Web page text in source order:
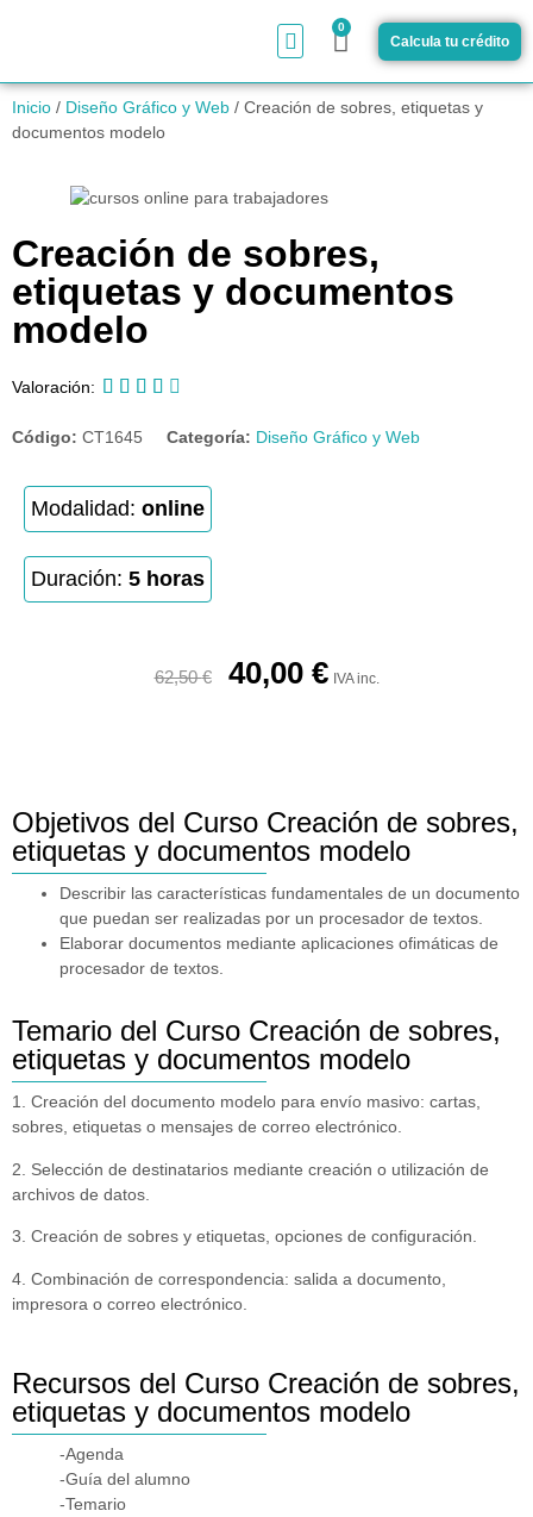
0
Calcula tu crédito
Inicio / Diseño Gráfico y Web / Creación de sobres, etiquetas y
documentos modelo
Creación de sobres,
etiquetas y documentos
modelo
Valoración:     
Código: CT1645 Categoría: Diseño Gráfico y Web
Modalidad: online
Duración: 5 horas
62,50€ 40,00 € IVA inc.
Objetivos del Curso Creación de sobres,
etiquetas y documentos modelo
Describir las características fundamentales de un documento
que puedan ser realizadas por un procesador de textos.
Elaborar documentos mediante aplicaciones ofimáticas de
procesador de textos.
Temario del Curso Creación de sobres,
etiquetas y documentos modelo
1. Creación del documento modelo para envío masivo: cartas,
sobres, etiquetas o mensajes de correo electrónico.
2. Selección de destinatarios mediante creación o utilización de
archivos de datos.
3. Creación de sobres y etiquetas, opciones de configuración.
4. Combinación de correspondencia: salida a documento,
impresora o correo electrónico.
Recursos del Curso Creación de sobres,
etiquetas y documentos modelo
-Agenda
-Guía del alumno
-Temario